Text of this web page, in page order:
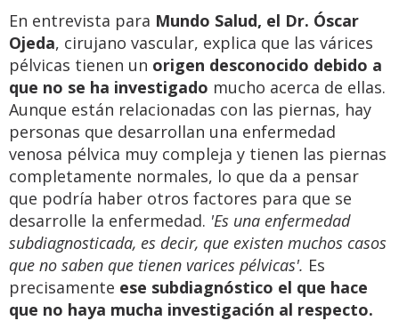
En entrevista para Mundo Salud, el Dr. Óscar
Ojeda, cirujano vascular, explica que las várices
pélvicas tienen un origen desconocido debido a
que no se ha investigado mucho acerca de ellas.
Aunque están relacionadas con las piernas, hay
personas que desarrollan una enfermedad
venosa pélvica muy compleja y tienen las piernas
completamente normales, lo que da a pensar
que podría haber otros factores para que se
desarrolle la enfermedad. 'Es una enfermedad
subdiagnosticada, es decir, que existen muchos casos
que no saben que tienen varices pélvicas'. Es
precisamente ese subdiagnóstico el que hace
que no haya mucha investigación al respecto.